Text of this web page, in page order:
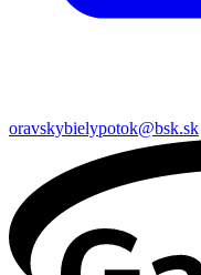
oravskybielypotok@bsk.sk